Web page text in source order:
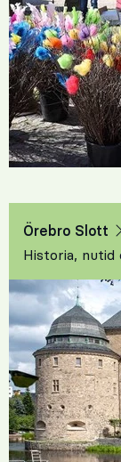
Örebro Slott
Historia, nutid